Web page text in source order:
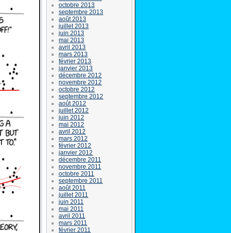
octobre 2013
septembre 2013
août 2013
juillet 2013
juin 2013
mai 2013
avril 2013
mars 2013
février 2013
janvier 2013
décembre 2012
novembre 2012
octobre 2012
septembre 2012
août 2012
juillet 2012
juin 2012
mai 2012
avril 2012
mars 2012
février 2012
janvier 2012
décembre 2011
novembre 2011
octobre 2011
septembre 2011
août 2011
juillet 2011
juin 2011
mai 2011
avril 2011
mars 2011
février 2011